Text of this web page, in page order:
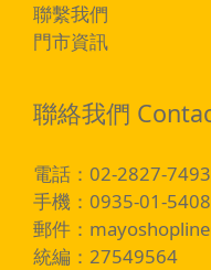
聯繫我們
門市資訊
聯絡我們
電話：02-2827-
手機：0935-01-5408
郵件：
統編：27549564